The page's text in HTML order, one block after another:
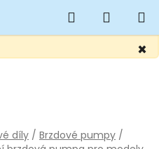
×
Hledat
KOŠÍK
díly / Brzdové pumpy /